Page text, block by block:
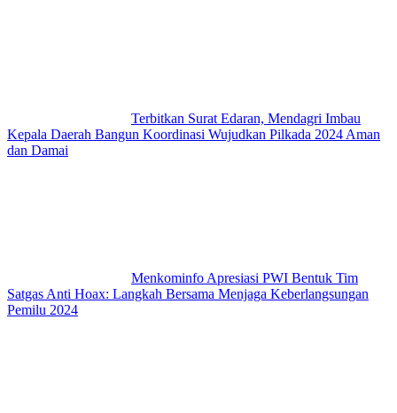
Terbitkan Surat Edaran, Mendagri Imbau
Kepala Daerah Bangun Koordinasi Wujudkan Pilkada 2024 Aman
dan Damai
Menkominfo Apresiasi PWI Bentuk Tim
Satgas Anti Hoax: Langkah Bersama Menjaga Keberlangsungan
Pemilu 2024